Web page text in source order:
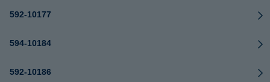
592-10177
594-10184
592-10186